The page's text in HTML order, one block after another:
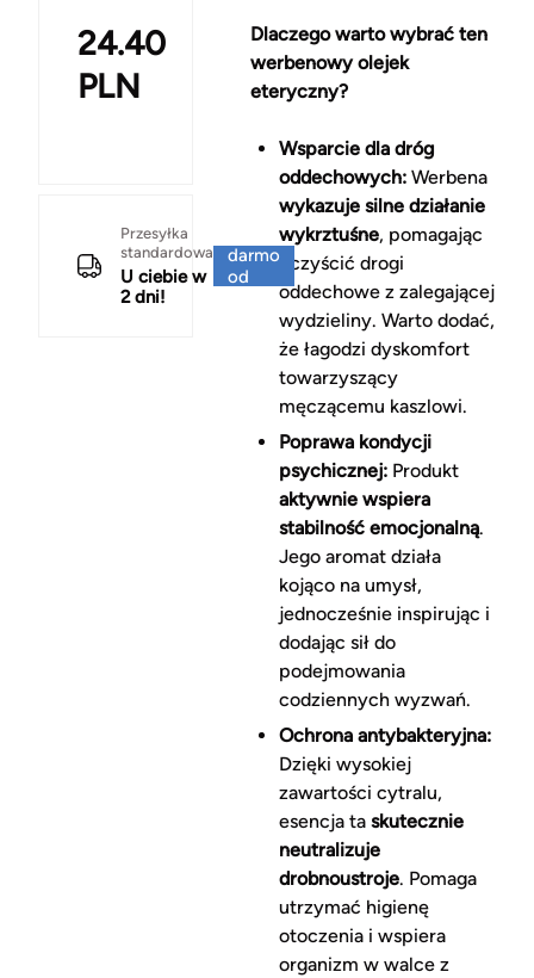
24.40
PLN
Przesyłka
standardowa
U ciebie w
2 dni!
darmo
od
Dlaczego warto wybrać ten
werbenowy olejek
eteryczny?
Wsparcie dla dróg
oddechowych:Werbena
wykazuje silne działanie
wykrztuśne, pomagając
oczyścić drogi
oddechowe z zalegającej
wydzieliny. Warto dodać,
że łagodzi dyskomfort
towarzyszący
męczącemu kaszlowi.
Poprawa kondycji
psychicznej:Produkt
aktywnie wspiera
stabilność emocjonalną.
Jego aromat działa
kojąco na umysł,
jednocześnie inspirując i
dodając sił do
podejmowania
codziennych wyzwań.
Ochrona antybakteryjna:
Dzięki wysokiej
zawartości cytralu,
esencja ta skutecznie
neutralizuje
drobnoustroje. Pomaga
utrzymać higienę
otoczenia i wspiera
organizm w walce z